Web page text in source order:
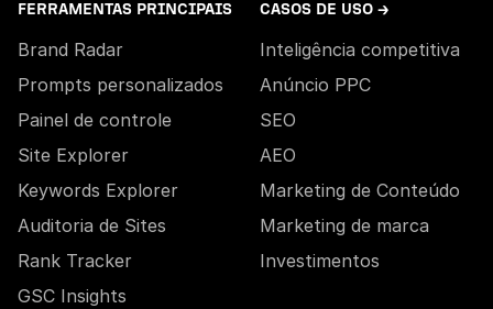
FERRAMENTAS PRINCIPAIS
Brand Radar
Prompts personalizados
Painel de controle
Site Explorer
Keywords Explorer
Auditoria de Sites
Rank Tracker
GSC Insights
CASOS DE USO →
Inteligência competitiva
Anúncio PPC
SEO
AEO
Marketing de Conteúdo
Marketing de marca
Investimentos